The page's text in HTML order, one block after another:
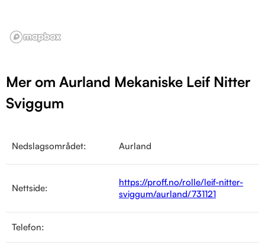
Mer om Aurland Mekaniske Leif Nitter
Sviggum
Nedslagsområdet: Aurland
Nettside:
https://proff.no/rolle/leif-nitter-
sviggum/aurland/731121
Telefon: